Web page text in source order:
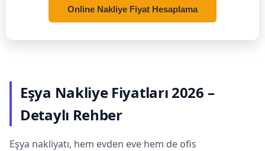
Online Nakliye Fiyat Hesaplama
Eşya Nakliye Fiyatları 2026 –
Detaylı Rehber
Eşya nakliyatı, hem evden eve hem de ofis